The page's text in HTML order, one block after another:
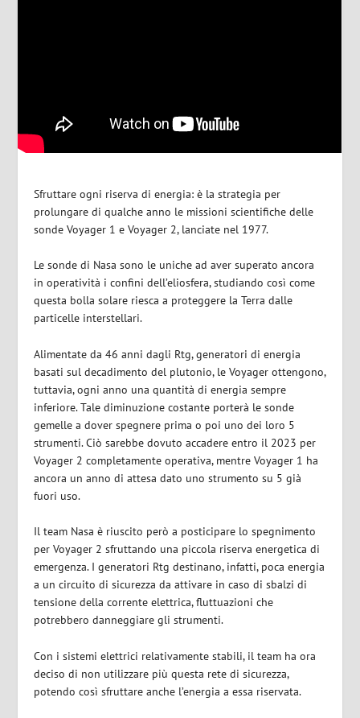
Sfruttare ogni riserva di energia: è la strategia per
prolungare di qualche anno le missioni scientifiche delle
sonde Voyager 1 e Voyager 2, lanciate nel 1977.
Le sonde di Nasa sono le uniche ad aver superato ancora
in operatività i confini dell’eliosfera, studiando così come
questa bolla solare riesca a proteggere la Terra dalle
particelle interstellari.
Alimentate da 46 anni dagli Rtg, generatori di energia
basati sul decadimento del plutonio, le Voyager ottengono,
tuttavia, ogni anno una quantità di energia sempre
inferiore. Tale diminuzione costante porterà le sonde
gemelle a dover spegnere prima o poi uno dei loro 5
strumenti. Ciò sarebbe dovuto accadere entro il 2023 per
Voyager 2 completamente operativa, mentre Voyager 1 ha
ancora un anno di attesa dato uno strumento su 5 già
fuori uso.
Il team Nasa è riuscito però a posticipare lo spegnimento
per Voyager 2 sfruttando una piccola riserva energetica di
emergenza. I generatori Rtg destinano, infatti, poca energia
a un circuito di sicurezza da attivare in caso di sbalzi di
tensione della corrente elettrica, fluttuazioni che
potrebbero danneggiare gli strumenti.
Con i sistemi elettrici relativamente stabili, il team ha ora
deciso di non utilizzare più questa rete di sicurezza,
potendo così sfruttare anche l’energia a essa riservata.